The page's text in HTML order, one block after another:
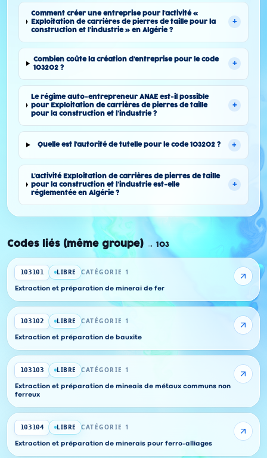
Comment créer une entreprise pour l'activité «
Exploitation de carrières de pierres de taille pour la
construction et l'industrie » en Algérie ?
+
Combien coûte la création d'entreprise pour le code
103202 ?
+
Le régime auto-entrepreneur ANAE est-il possible
pour Exploitation de carrières de pierres de taille
pour la construction et l'industrie ?
+
Quelle est l'autorité de tutelle pour le code 103202 ? +
L'activité Exploitation de carrières de pierres de taille
pour la construction et l'industrie est-elle
réglementée en Algérie ?
+
Codes liés (même groupe) → 103
103101 LIBRE CATÉGORIE 1
Extraction et préparation de minerai de fer
103102 LIBRE CATÉGORIE 1
Extraction et préparation de bauxite
103103 LIBRE CATÉGORIE 1
Extraction et préparation de mineais de métaux communs non
ferreux
103104 LIBRE CATÉGORIE 1
Extraction et préparation de minerais pour ferro-alliages